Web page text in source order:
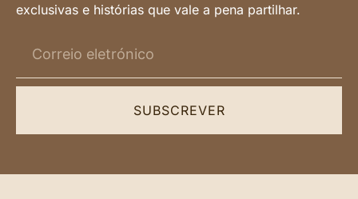
exclusivas e histórias que vale a pena partilhar.
SUBSCREVER